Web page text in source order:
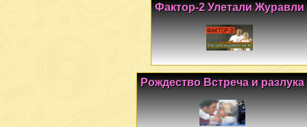
Фактор-2 Улетали Журавли
Рождество Встреча и разлука